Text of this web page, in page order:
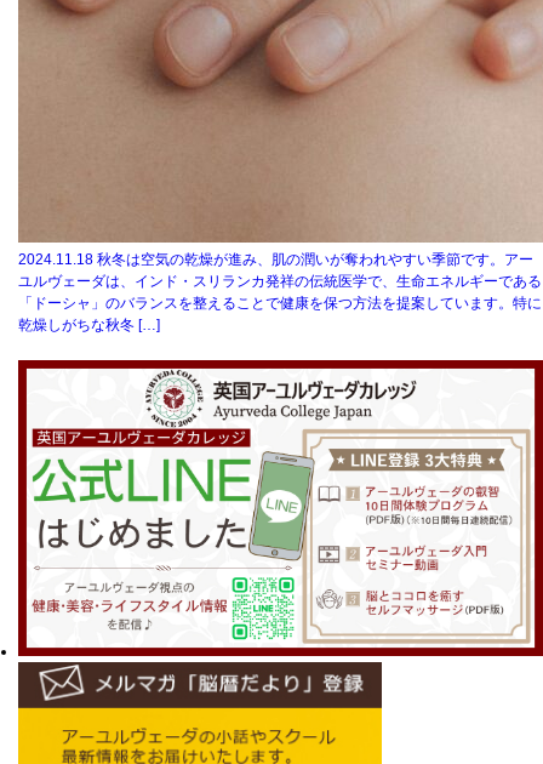
2024.11.18 秋冬は空気の乾燥が進み、肌の潤いが奪われやすい季節です。アー
ユルヴェーダは、インド・スリランカ発祥の伝統医学で、生命エネルギーである
「ドーシャ」のバランスを整えることで健康を保つ方法を提案しています。特に
乾燥しがちな秋冬 […]